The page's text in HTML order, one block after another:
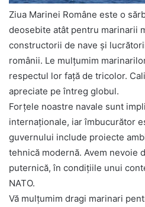
Ziua Marinei Române este o
deosebite atât pentru marinarii
constructorii de nave şi
românii. Le mulţumim
respectul lor faţă de tricolor.
apreciate pe întreg globul.
Forţele noastre navale sunt
internaţionale, iar îmbucurător
guvernului include proiecte
tehnică modernă. Avem nevoie
puternică, în condiţiile unui
NATO.
Vă mulţumim dragi marinari